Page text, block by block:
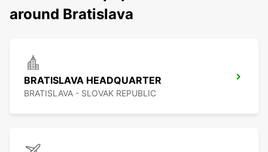
around Bratislava
BRATISLAVA HEADQUARTER
BRATISLAVA - SLOVAK REPUBLIC